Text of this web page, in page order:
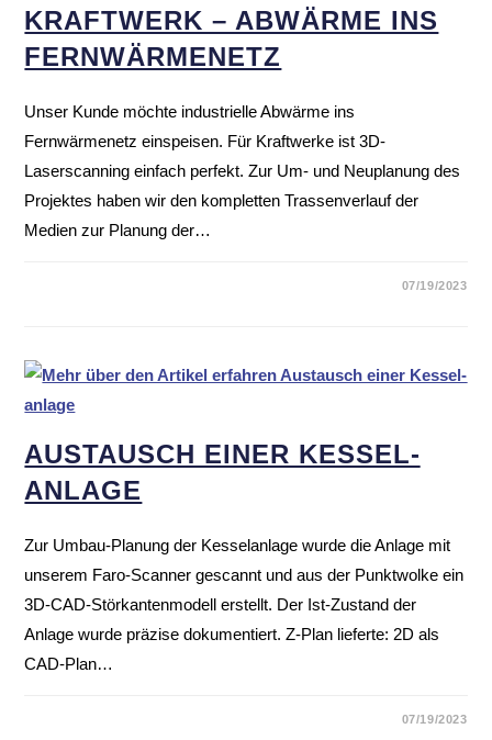
KRAFT­WERK – ABWÄRME INS
FERN­WÄR­ME­NETZ
Unser Kunde möchte industrielle Abwärme ins
Fernwärmenetz einspeisen. Für Kraftwerke ist 3D-
Laserscanning einfach perfekt. Zur Um- und Neuplanung des
Projektes haben wir den kompletten Trassenverlauf der
Medien zur Planung der…
07/19/2023
AUSTAUSCH EINER KESSEL­
ANLAGE
Zur Umbau-Planung der Kesselanlage wurde die Anlage mit
unserem Faro-Scanner gescannt und aus der Punktwolke ein
3D-CAD-Störkantenmodell erstellt. Der Ist-Zustand der
Anlage wurde präzise dokumentiert. Z-Plan lieferte: 2D als
CAD-Plan…
07/19/2023